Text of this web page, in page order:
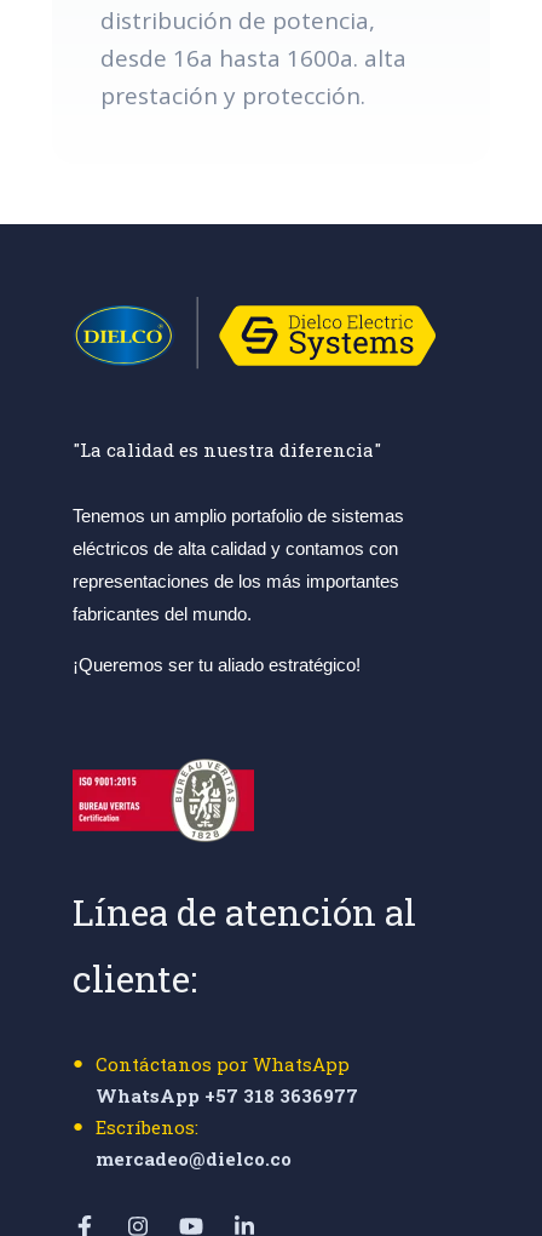
distribución de potencia,
desde 16a hasta 1600a. alta
prestación y protección.
"La calidad es nuestra diferencia"
Tenemos un amplio portafolio de sistemas
eléctricos de alta calidad y contamos con
representaciones de los más importantes
fabricantes del mundo.
¡Queremos ser tu aliado estratégico!
Línea de atención al
cliente:
Contáctanos por WhatsApp
WhatsApp +57 318 3636977
Escríbenos:
mercadeo@dielco.co